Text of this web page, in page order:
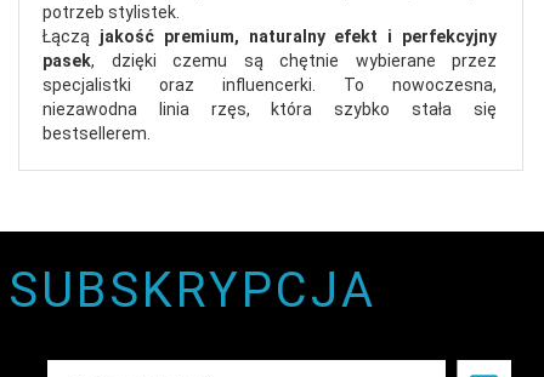
potrzeb stylistek.
Łączą jakość premium, naturalny efekt i perfekcyjny
pasek, dzięki czemu są chętnie wybierane przez
specjalistki oraz influencerki. To nowoczesna,
niezawodna linia rzęs, która szybko stała się
bestsellerem.
SUBSKRYPCJA